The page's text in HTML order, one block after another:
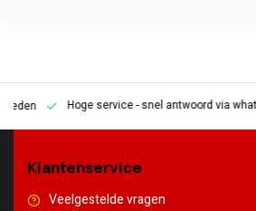
Hoge service- snel antwoord via whatsapp
Klantenservice
Veelgestelde vragen